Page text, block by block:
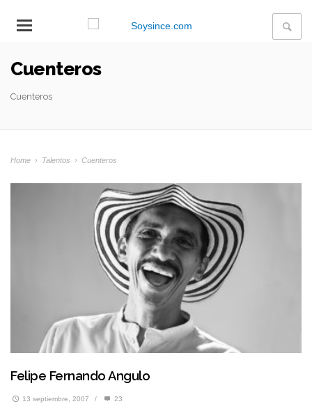
Cuenteros
Cuenteros
Home › Talentos › Cuenteros
Felipe Fernando Angulo
13 septiembre, 2007 / 23